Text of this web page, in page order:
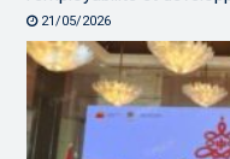
21/05/2026